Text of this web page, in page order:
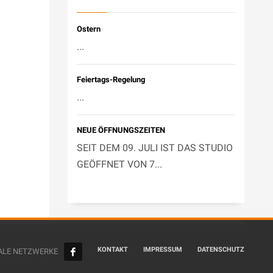
Ostern
...
Feiertags-Regelung
...
NEUE ÖFFNUNGSZEITEN
SEIT DEM 09. JULI IST DAS STUDIO
GEÖFFNET VON 7...
KONTAKT IMPRESSUM DATENSCHUTZ
NETZWERKE